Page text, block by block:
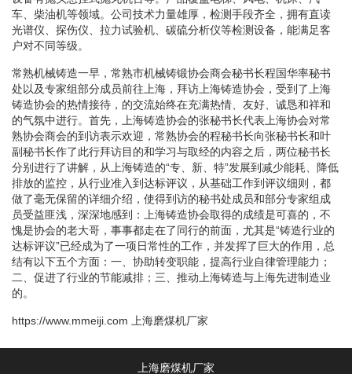
车、柴油机等领域。公司技术力量雄厚，检测手段齐全，拥有直读
光谱仪、探伤仪、拉力试验机、碳硫分析仪等检测设备，能满足客
户对不同等级。
常熟机械铸造一早，常熟市机械铸锻协会商会秘书长程国华率秘书
处以及专家组部分成员前往上海，拜访上海铸造协会，受到了上海
铸造协会的热情接待，的交流始终在充满热情、友好、诚恳和祥和
的气氛中进行。首先，上海铸造协会的张秘书长代表上海协会对常
熟协会商会的到访表示欢迎，常熟协会的程秘书长向张秘书长和叶
副秘书长作了此行拜访目的和学习与取经的内容之后，两位秘书长
分别进行了讲解，从上海铸造的“专、新、特”发展到减少能耗、降低
排放的监控，从行业准入到达标评议，从基础工作到评议细则，都
做了毫无保留的详细介绍，使得到访的秘书处成员和部分专家组成
员受益匪浅，深深地感到：上海铸造协会取得的成绩是可喜的，不
愧是协会的老大哥，事事都走在了同行的前面，尤其是“铸造行业的
达标评议”已经成为了一项日常性的工作，并发挥了巨大的作用，总
结有以下五个方面：一、协助转变职能，提高行业自律管理能力；
二、促进了行业的节能减排；三、推动上海铸造与上海先进制造业
的。
https://www.mmeiji.com 上海磨煤机厂家
上海磨煤机厂家